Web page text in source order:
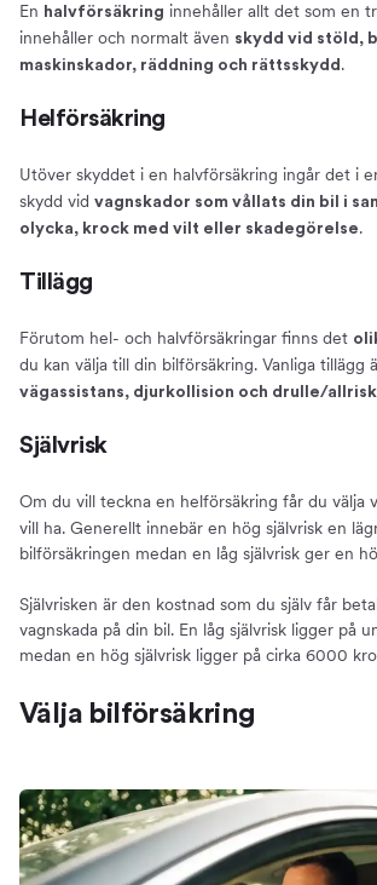
En halvförsäkring innehåller allt det som en
innehåller och normalt även skydd vid stöld,
maskinskador, räddning och rättsskydd .
Helförsäkring
Utöver skyddet i en halvförsäkring ingår det i
skydd vid vagnskador som vållats din bil i
olycka, krock med vilt eller skadegörelse.
Tillägg
Förutom hel- och halvförsäkringar finns det
du kan välja till din bilförsäkring. Vanliga tillägg
vägassistans, djurkollision och drulle/allrisk
Självrisk
Om du vill teckna en helförsäkring får du välja
vill ha. Generellt innebär en hög självrisk en
bilförsäkringen medan en låg självrisk ger en
Självrisken är den kostnad som du själv får
vagnskada på din bil. En låg självrisk ligger på
medan en hög självrisk ligger på cirka 6000
Välja bilförsäkring